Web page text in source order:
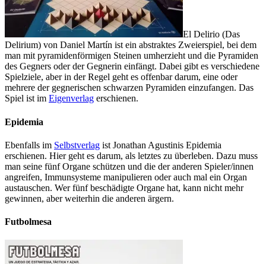
El Delirio (Das
Delirium) von Daniel Martín ist ein abstraktes Zweierspiel, bei dem
man mit pyramidenförmigen Steinen umherzieht und die Pyramiden
des Gegners oder der Gegnerin einfängt. Dabei gibt es verschiedene
Spielziele, aber in der Regel geht es offenbar darum, eine oder
mehrere der gegnerischen schwarzen Pyramiden einzufangen. Das
Spiel ist im Eigenverlag erschienen.
Epidemia
Ebenfalls im Selbstverlag ist Jonathan Agustinis Epidemia
erschienen. Hier geht es darum, als letztes zu überleben. Dazu muss
man seine fünf Organe schützen und die der anderen Spieler/innen
angreifen, Immunsysteme manipulieren oder auch mal ein Organ
austauschen. Wer fünf beschädigte Organe hat, kann nicht mehr
gewinnen, aber weiterhin die anderen ärgern.
Futbolmesa